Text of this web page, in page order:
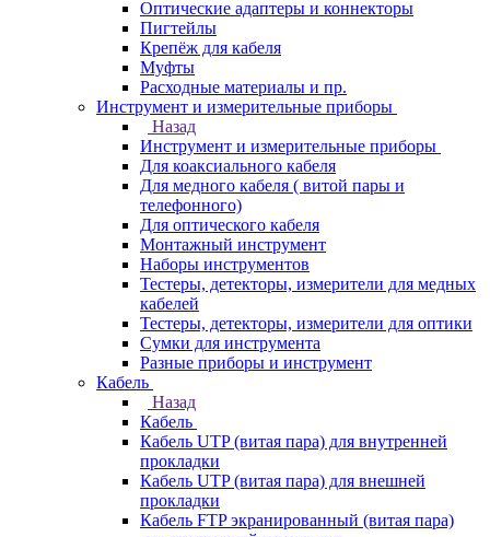
Оптические адаптеры и коннекторы
Пигтейлы
Крепёж для кабеля
Муфты
Расходные материалы и пр.
Инструмент и измерительные приборы
Назад
Инструмент и измерительные приборы
Для коаксиального кабеля
Для медного кабеля ( витой пары и
телефонного)
Для оптического кабеля
Монтажный инструмент
Наборы инструментов
Тестеры, детекторы, измерители для медных
кабелей
Тестеры, детекторы, измерители для оптики
Сумки для инструмента
Разные приборы и инструмент
Кабель
Назад
Кабель
Кабель UTP (витая пара) для внутренней
прокладки
Кабель UTP (витая пара) для внешней
прокладки
Кабель FTP экранированный (витая пара)